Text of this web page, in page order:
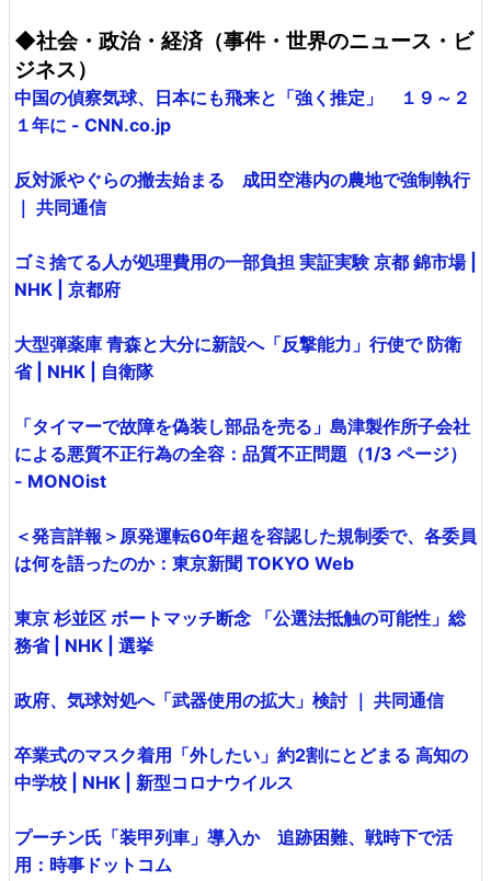
◆社会・政治・経済（事件・世界のニュース・ビ
ジネス）
中国の偵察気球、日本にも飛来と「強く推定」 １９～２
１年に - CNN.co.jp
反対派やぐらの撤去始まる 成田空港内の農地で強制執行
｜ 共同通信
ゴミ捨てる人が処理費用の一部負担 実証実験 京都 錦市場 |
NHK | 京都府
大型弾薬庫 青森と大分に新設へ「反撃能力」行使で 防衛
省 | NHK | 自衛隊
「タイマーで故障を偽装し部品を売る」島津製作所子会社
による悪質不正行為の全容：品質不正問題（1/3 ページ）
- MONOist
＜発言詳報＞原発運転60年超を容認した規制委で、各委員
は何を語ったのか：東京新聞 TOKYO Web
東京 杉並区 ボートマッチ断念 「公選法抵触の可能性」総
務省 | NHK | 選挙
政府、気球対処へ「武器使用の拡大」検討 ｜ 共同通信
卒業式のマスク着用「外したい」約2割にとどまる 高知の
中学校 | NHK | 新型コロナウイルス
プーチン氏「装甲列車」導入か 追跡困難、戦時下で活
用：時事ドットコム